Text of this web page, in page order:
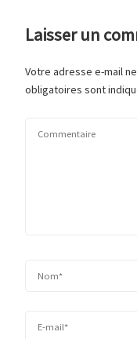
Laisser un
Votre adresse e-mail
obligatoires sont